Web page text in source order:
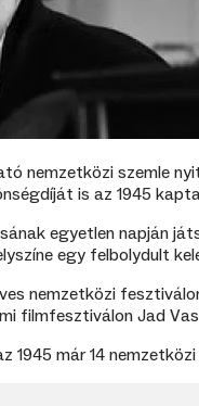
nemzetközi szemle
is az 1945
egyetlen napján
egy felbolydult
nemzetközi
filmfesztiválon Jad
1945 már 14